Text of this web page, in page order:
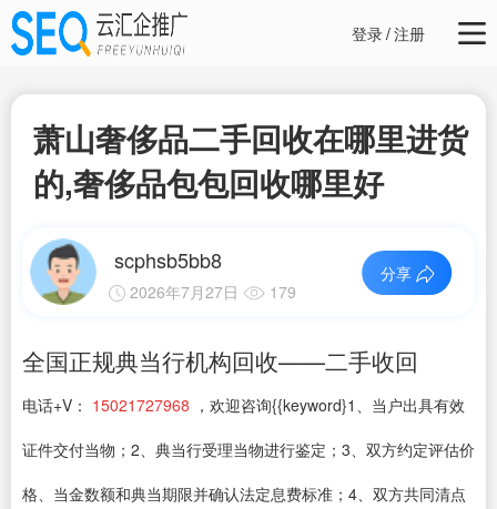
登录/注册
萧山奢侈品二手回收在哪里进货
的,奢侈品包包回收哪里好
scphsb5bb8
2026年7月27日 179
分享
全国正规典当行机构回收——二手收回
电话+V： 15021727968 ，欢迎咨询{{keyword}1、当户出具有效
证件交付当物；2、典当行受理当物进行鉴定；3、双方约定评估价
格、当金数额和典当期限并确认法定息费标准；4、双方共同清点